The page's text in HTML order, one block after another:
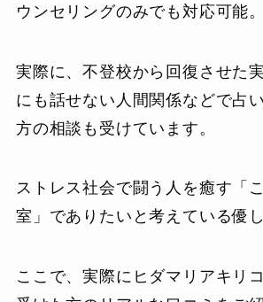
ウンセリングのみでも対応可能。
実際に、不登校から回復させた
にも話せない人間関係などで占
方の相談も受けています。
ストレス社会で闘う人を癒す「
室」でありたいと考えている優
ここで、実際にヒダマリアキリ